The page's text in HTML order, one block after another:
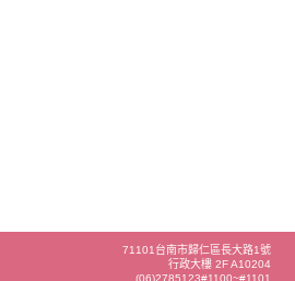
71101台南市歸仁區長大路1號
行政大樓 2F A10204